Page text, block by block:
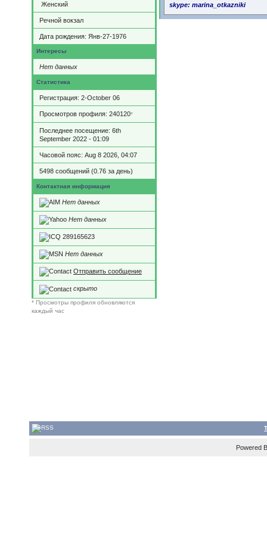
Женский
Речной вокзал
Дата рождения: Янв-27-1976
Интересы
Нет данных
Статистика
Регистрация: 2-October 06
Просмотров профиля: 240120*
Последнее посещение: 6th
September 2022 - 01:09
Часовой пояс: Aug 8 2026, 04:07
5498 сообщений (0.76 за день)
Контактная информация
Нет данных
Нет данных
289165623
Нет данных
Отправить сообщение
скрыто
* Просмотры профиля обновляются
каждый час
skype: marina_otkazniki
Powered